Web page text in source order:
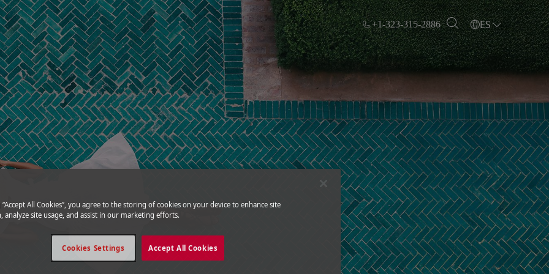
+1-323-315-2886 ES
“Accept All Cookies”, you agree to the storing of cookies on your device to enhance site
analyze site usage, and assist in our marketing efforts.
Accept All Cookies
Cookies Settings